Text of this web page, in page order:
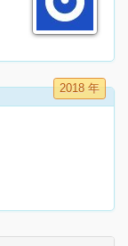
2018 年